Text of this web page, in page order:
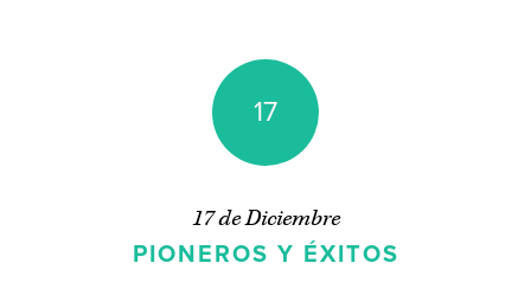
17
17 de Diciembre
PIONEROS Y ÉXITOS